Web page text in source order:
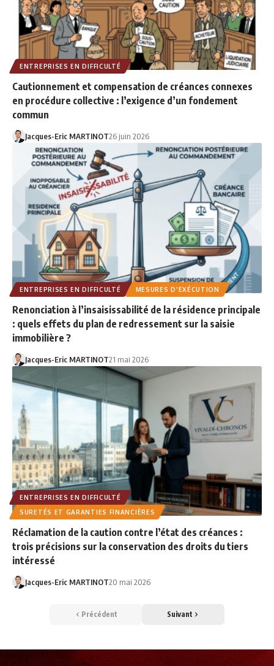
ENTREPRISES EN DIFFICULTÉ
Cautionnement et compensation de créances connexes
en procédure collective : l’exigence d’un fondement
commun
Jacques-Eric MARTINOT26 juin 2026
ENTREPRISES EN DIFFICULTÉ MESURES D'EXÉCUTION
Renonciation à l’insaisissabilité de la résidence principale
: quels effets du plan de redressement sur la saisie
immobilière ?
Jacques-Eric MARTINOT21 mai 2026
ENTREPRISES EN DIFFICULTÉ
SURETÉS ET GARANTIES FINANCIÈRES
Réclamation de la caution contre l’état des créances :
trois précisions sur la conservation des droits du tiers
intéressé
Jacques-Eric MARTINOT20 mai 2026
Précédent Suivant